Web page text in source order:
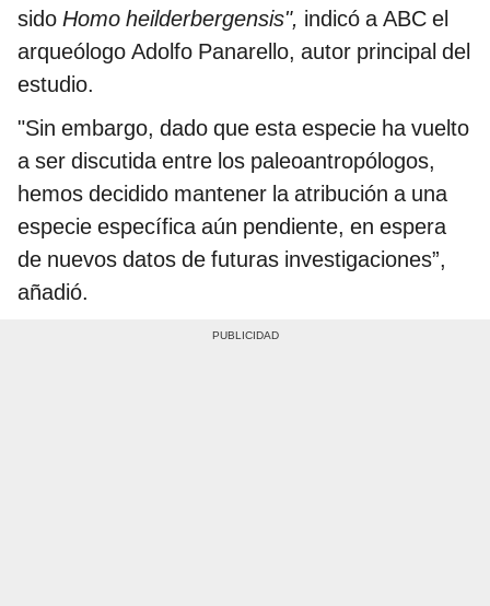
sido Homo heilderbergensis", indicó a ABC el
arqueólogo Adolfo Panarello, autor principal del
estudio.
"Sin embargo, dado que esta especie ha vuelto
a ser discutida entre los paleoantropólogos,
hemos decidido mantener la atribución a una
especie específica aún pendiente, en espera
de nuevos datos de futuras investigaciones”,
añadió.